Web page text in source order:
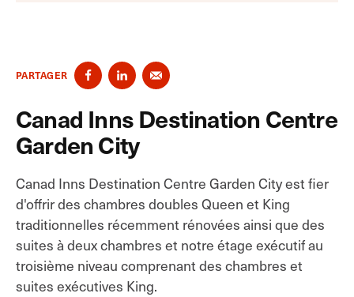
PARTAGER
Canad Inns Destination Centre
Garden City
Canad Inns Destination Centre Garden City est fier
d'offrir des chambres doubles Queen et King
traditionnelles récemment rénovées ainsi que des
suites à deux chambres et notre étage exécutif au
troisième niveau comprenant des chambres et
suites exécutives King.